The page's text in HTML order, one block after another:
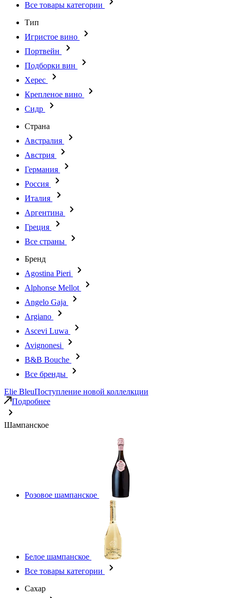
Все товары категории
Тип
Игристое вино
Портвейн
Подборки вин
Херес
Крепленое вино
Сидр
Страна
Австралия
Австрия
Германия
Россия
Италия
Аргентина
Греция
Все страны
Бренд
Agostina Pieri
Alphonse Mellot
Angelo Gaja
Argiano
Ascevi Luwa
Avignonesi
B&B Bouche
Все бренды
Elie BleuПоступление новой коллелкции
Подробнее
Шампанское
Розовое шампанское
Белое шампанское
Все товары категории
Сахар